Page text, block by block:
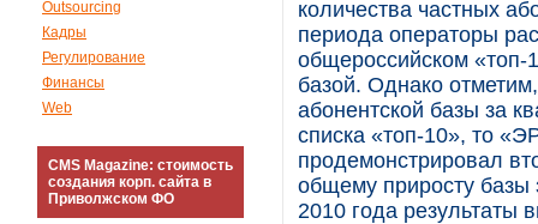
Outsourcing
Кадры
Регулирование
Финансы
Web
CMS Magazine: стоимость
создания корп. сайта в
Приволжском ФО
количества частных
периода операторы
общероссийском «топ-
базой. Однако
абонентской базы за
списка «топ-10», то
продемонстрировал
общему приросту базы
2010 года результаты